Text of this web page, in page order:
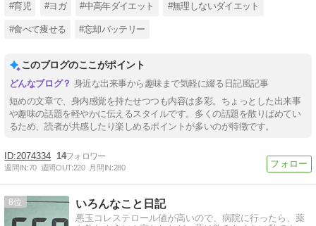
#育児 #ヨガ #中高年ダイエット #無理しないダイエット
#食べて痩せる #忘却バッテリー
このブログのここがポイント
身近な出来事から趣味まで気軽に綴る日記風記事
短めの文章で、身内感覚を持たせつつも内容は多彩。ちょっとした出来事
や趣味の話題を軽やかに伝えるスタイルです。多くの話題を散りばめてい
るため、読者が共感したり楽しめるポイントが多いのが特徴です。
2074334 14
週間IN:70 週間OUT:220 月間IN:280
8 いろんなこと日記
悪玉コレステロール値が高いので、病院に行ったら、薬